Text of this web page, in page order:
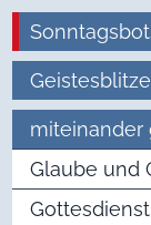
Geistesblitze
miteinander
Glaube und